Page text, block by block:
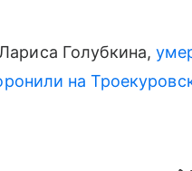
Голубкина,
на